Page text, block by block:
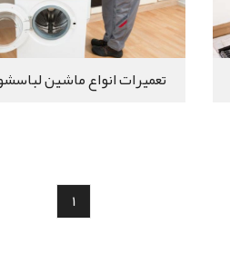
تعمیرات انواع ماشین
1